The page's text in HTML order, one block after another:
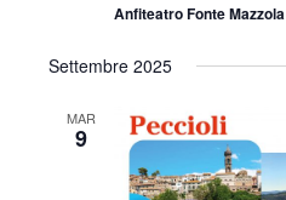
Anfiteatro Fonte Mazzola
Settembre 2025
MAR
9